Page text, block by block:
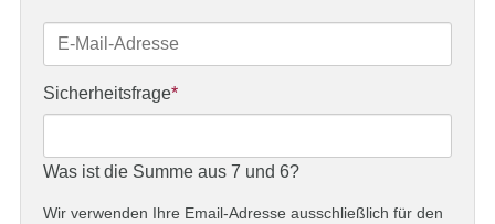
E-
Mail-
Adresse
Pflichtfeld
Sicherheitsfrage*
Was ist die Summe aus 7 und 6?
Wir verwenden Ihre Email-Adresse ausschließlich für den